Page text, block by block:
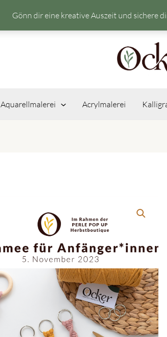
Gönn dir eine kreative Auszeit und sichere
Aquarellmalerei Acrylmalerei